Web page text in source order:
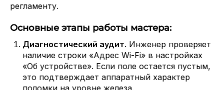
регламенту.
Основные этапы работы мастера:
Диагностический аудит. Инженер проверяет
наличие строки «Адрес Wi-Fi» в настройках
«Об устройстве». Если поле остается пустым,
это подтверждает аппаратный характер
поломки на уровне железа.